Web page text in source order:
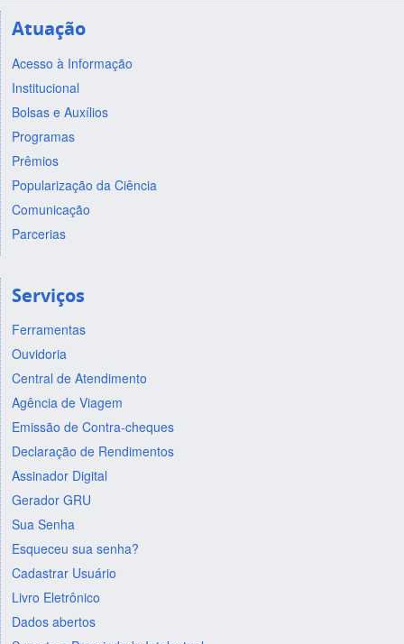
Atuação
Acesso à Informação
Institucional
Bolsas e Auxílios
Programas
Prêmios
Popularização da Ciência
Comunicação
Parcerias
Serviços
Ferramentas
Ouvidoria
Central de Atendimento
Agência de Viagem
Emissão de Contra-cheques
Declaração de Rendimentos
Assinador Digital
Gerador GRU
Sua Senha
Esqueceu sua senha?
Cadastrar Usuário
Livro Eletrônico
Dados abertos